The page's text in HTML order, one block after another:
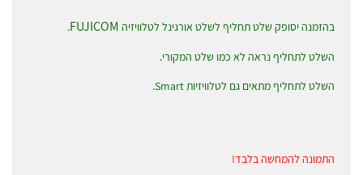
בהזמנה יסופק שלט תחליף לשלט אורגינל לטלוויזיה FUJICOM
.
השלט לתחליף נראה לא כמו שלט המקורי.
השלט לתחליף מתאים גם לטלוויזיות Smart.
התמונה להמחשה בלבד!